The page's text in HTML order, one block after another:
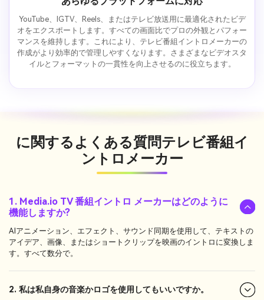
YouTube、IGTV、Reels、またはテレビ放送用に最適化されたビデ
オをエクスポートします。すべての画面比でプロの外観とパフォー
マンスを維持します。これにより、テレビ番組イントロメーカーの
作成がより効率的で管理しやすくなります。さまざまなビデオスタ
イルとフォーマットの一貫性を向上させるのに役立ちます。
に関するよくある質問テレビ番組イ
ントロメーカー
1. Media.io TV 番組イントロ メーカーはどのように
機能しますか?
AIアニメーション、エフェクト、サウンド同期を使用して、テキストの
アイデア、画像、またはショートクリップを映画のイントロに変換しま
す。すべて数分で。
2. 私は私自身の音楽かロゴを使用してもいいですか。